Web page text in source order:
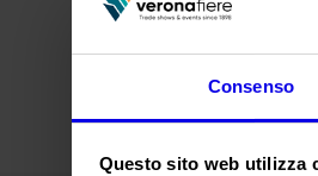
Consenso
Questo sito web utilizza